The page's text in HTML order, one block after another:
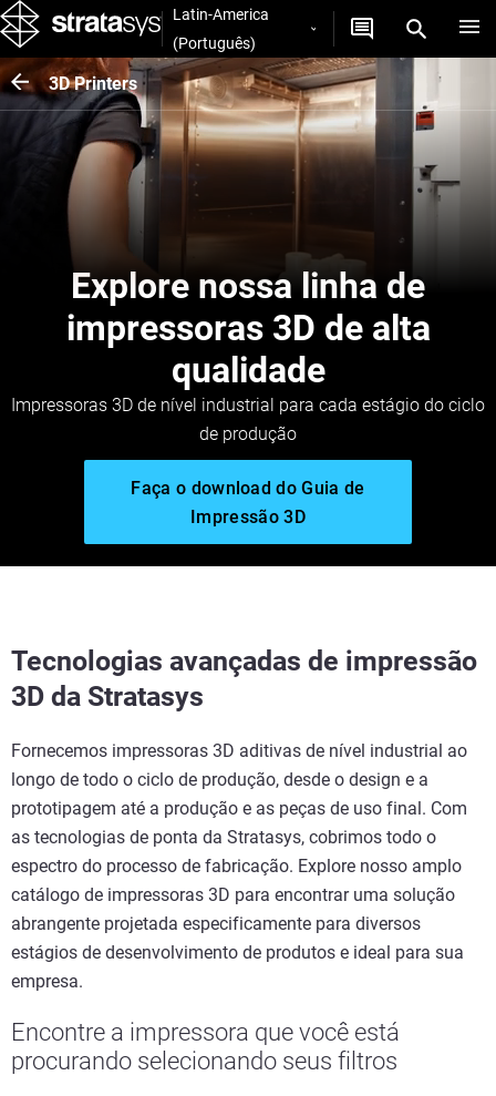
Latin-America
(Português)
3D Printers
Explore nossa linha de
impressoras 3D de alta
qualidade
Impressoras 3D de nível industrial para cada estágio do ciclo
de produção
Faça o download do Guia de
Impressão 3D
Tecnologias avançadas de impressão
3D da Stratasys
Fornecemos impressoras 3D aditivas de nível industrial ao
longo de todo o ciclo de produção, desde o design e a
prototipagem até a produção e as peças de uso final. Com
as tecnologias de ponta da Stratasys, cobrimos todo o
espectro do processo de fabricação. Explore nosso amplo
catálogo de impressoras 3D para encontrar uma solução
abrangente projetada especificamente para diversos
estágios de desenvolvimento de produtos e ideal para sua
empresa.
Encontre a impressora que você está
procurando selecionando seus filtros